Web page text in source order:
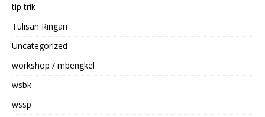
tip trik
Tulisan Ringan
Uncategorized
workshop / mbengkel
wsbk
wssp